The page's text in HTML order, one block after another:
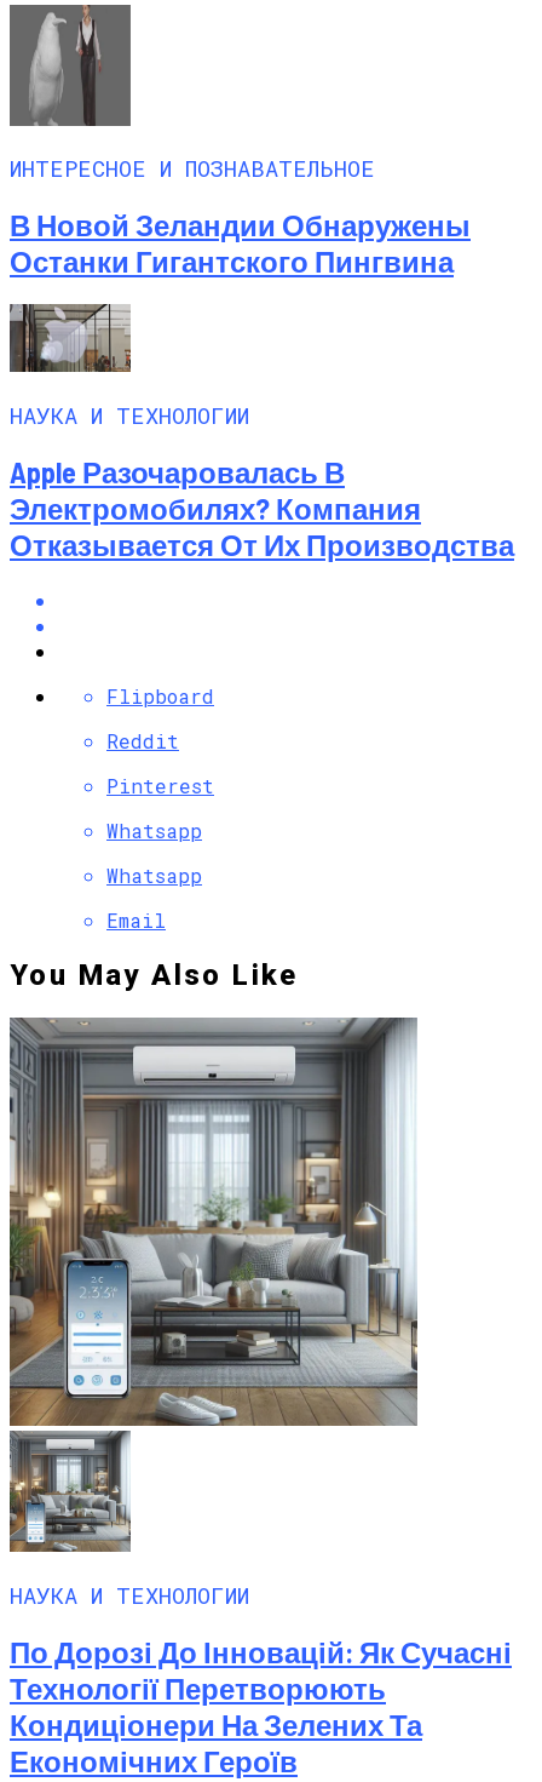
ИНТЕРЕСНОЕ И ПОЗНАВАТЕЛЬНОЕ
В Новой Зеландии Обнаружены
Останки Гигантского Пингвина
НАУКА И ТЕХНОЛОГИИ
Apple Разочаровалась В
Электромобилях? Компания
Отказывается От Их Производства
Flipboard
Reddit
Pinterest
Whatsapp
Whatsapp
Email
You May Also Like
НАУКА И ТЕХНОЛОГИИ
По Дорозі До Інновацій: Як Сучасні
Технології Перетворюють
Кондиціонери На Зелених Та
Економічних Героїв